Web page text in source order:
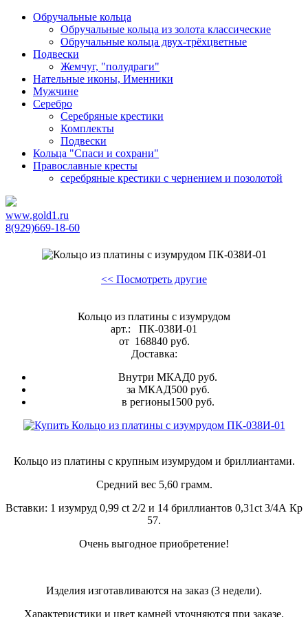
Обручальные кольца
Обручальные кольца из золота классические
Обручальные кольца двух-трёхцветные
Подвески
Жемчуг, "полудраги"
Нательные иконы, Именники
Мужчине
Серебро
Серебряные крестики
Комплекты
Подвески
Кольца "Спаси и сохрани"
Православные кресты
cеребряные крестики с чернением и позолотой
www.gold1.ru
8(929)669-18-60
<< Посмотреть другие
Кольцо из платины с изумрудом
арт.: ПК-038И-01
от 168840 руб.
Доставка:
Внутри МКАД0 руб.
за МКАД500 руб.
в регионы1500 руб.
Кольцо из платины с крупным изумрудом и бриллиантами.
Средний вес 5,60 грамм.
Вставки: 1 изумруд 0,99 ct 2/2 и 14 бриллиантов 0,31ct 3/4А Кр
57.
Очень выгодное приобретение!
Изделия изготавливаются на заказ (3 недели).
Характеристики и цвет камней уточняются при заказе.